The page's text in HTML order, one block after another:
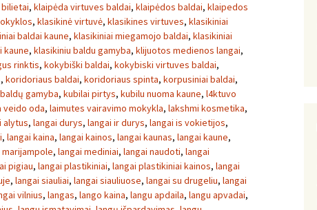
, klaipėda virtuves baldai, klaipėdos baldai, klaipedos
, klasikinė virtuvė, klasikines virtuves, klasikiniai
baldai kaune, klasikiniai miegamojo baldai, klasikiniai
kaune, klasikiniu baldu gamyba, klijuotos medienos langai,
rinktis, kokybiški baldai, kokybiski virtuves baldai,
, koridoriaus baldai, koridoriaus spinta, korpusiniai baldai,
gamyba, kubilai pirtys, kubilu nuoma kaune, l4ktuvo
veido oda, laimutes vairavimo mokykla, lakshmi kosmetika,
alytus, langai durys, langai ir durys, langai is vokietijos,
, langai kaina, langai kainos, langai kaunas, langai kaune,
marijampole, langai mediniai, langai naudoti, langai
pigiau, langai plastikiniai, langai plastikiniai kainos, langai
, langai siauliai, langai siauliuose, langai su drugeliu, langai
vilnius, langas, lango kaina, langu apdaila, langu apvadai,